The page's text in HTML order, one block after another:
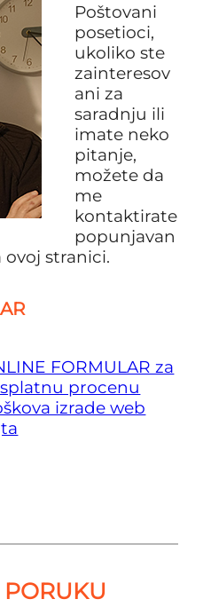
Poštovani
posetioci,
ukoliko ste
zainteresov
ani za
saradnju ili
imate neko
pitanje,
možete da
me
kontaktirate
popunjavan
stranici.
FORMULAR za
procenu
izrade web